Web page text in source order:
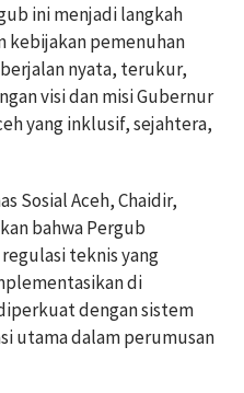
ini menjadi langkah
kebijakan pemenuhan
nyata, terukur,
visi dan misi Gubernur
yang inklusif, sejahtera,
Sosial Aceh, Chaidir,
bahwa Pergub
teknis yang
di
dengan sistem
utama dalam perumusan